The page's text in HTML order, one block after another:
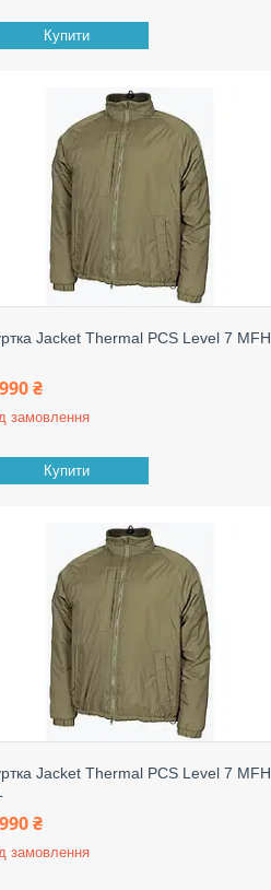
Купити
Jacket Thermal PCS Level 7 MFH
₴
замовлення
Купити
Jacket Thermal PCS Level 7 MFH
₴
замовлення